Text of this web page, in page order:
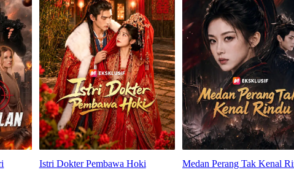
Istri Dokter Pembawa Hoki
Medan Perang Tak Kenal